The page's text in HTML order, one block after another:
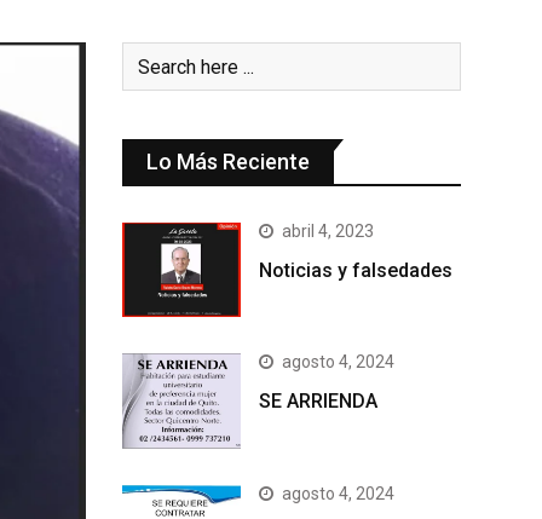
Lo Más Reciente
abril 4, 2023
Noticias y falsedades
agosto 4, 2024
SE ARRIENDA
agosto 4, 2024